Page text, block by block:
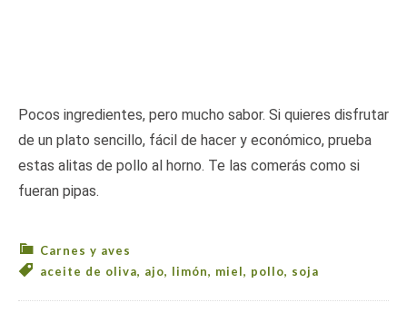
Pocos ingredientes, pero mucho sabor. Si quieres disfrutar
de un plato sencillo, fácil de hacer y económico, prueba
estas alitas de pollo al horno. Te las comerás como si
fueran pipas.
Carnes y aves
aceite de oliva, ajo, limón, miel, pollo, soja